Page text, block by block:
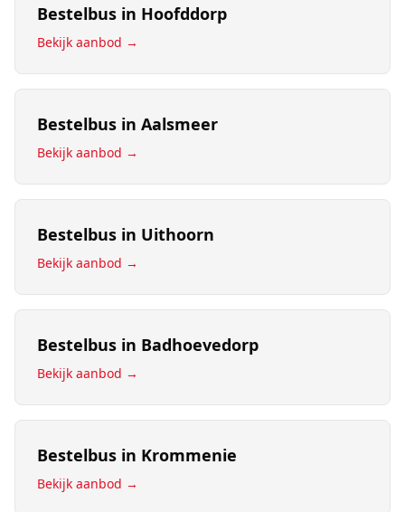
Bestelbus in Hoofddorp
Bekijk aanbod →
Bestelbus in Aalsmeer
Bekijk aanbod →
Bestelbus in Uithoorn
Bekijk aanbod →
Bestelbus in Badhoevedorp
Bekijk aanbod →
Bestelbus in Krommenie
Bekijk aanbod →